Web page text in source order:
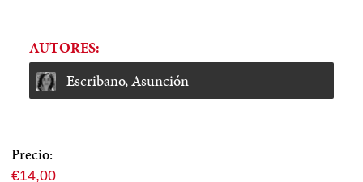
AUTORES:
Escribano, Asunción
Precio:
Precio
€14,00